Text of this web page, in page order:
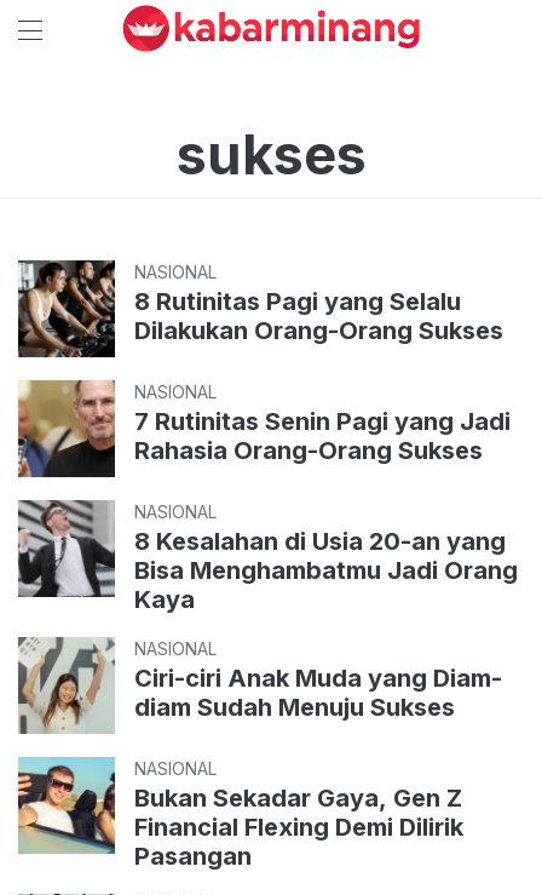
sukses
NASIONAL
8 Rutinitas Pagi yang Selalu
Dilakukan Orang-Orang Sukses
NASIONAL
7 Rutinitas Senin Pagi yang Jadi
Rahasia Orang-Orang Sukses
NASIONAL
8 Kesalahan di Usia 20-an yang
Bisa Menghambatmu Jadi Orang
Kaya
NASIONAL
Ciri-ciri Anak Muda yang Diam-
diam Sudah Menuju Sukses
NASIONAL
Bukan Sekadar Gaya, Gen Z
Financial Flexing Demi Dilirik
Pasangan